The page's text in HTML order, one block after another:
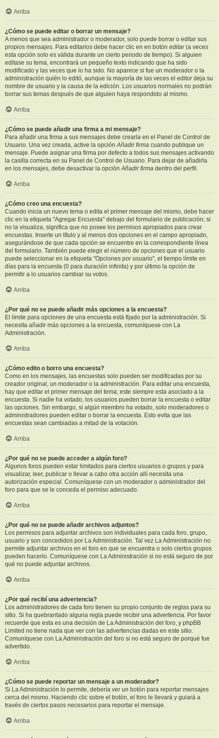
Arriba
¿Cómo se puede editar o borrar un mensaje?
A menos que sea administrador o moderador, solo puede borrar o editar sus
propios mensajes. Para editarlos debe hacer clic en en botón editar(a veces
esta opción solo es válida durante un cierto periodo de tiempo). Si alguien
editase su tema, encontrará un pequeño texto indicando que ha sido
modificado y las veces que lo ha sido. No aparece si fue un moderador o la
administración quién lo editó, aunque la mayoría de las veces el editor deja su
nombre de usuario y la causa de la edición. Los usuarios normales no podrán
borrar sus temas después de que alguien haya respondido al mismo.
Arriba
¿Cómo se puede añadir una firma a mi mensaje?
Para añadir una firma a sus mensajes debe crearla en el Panel de Control de
Usuario. Una vez creada, active la opciónAñadir firma cuando publique un
mensaje. Puede asignar una firma por defecto a todos sus mensajes activando
la casilla correcta en su Panel de Control de Usuario. Para dejar de añadirla
en los mensajes, debe desactivar la opciónAñadir firma dentro del perfil.
Arriba
¿Cómo creo una encuesta?
Cuando inicia un nuevo tema o edita el primer mensaje del mismo, debe hacer
clic en la etiqueta "Agregar Encuesta" debajo del formulario de publicación; si
no la visualiza, significa que no posee los permisos apropiados para crear
encuestas. Inserte un título y al menos dos opciones en el campo apropiado,
asegurándose de que cada opción se encuentre en la correspondiente línea
del formulario. También puede elegir el número de opciones que el usuario
puede seleccionar en la etiqueta "Opciones por usuario", el tiempo límite en
días para la encuesta (0 para duración infinita) y por último la opción de
permitir a lo usuarios cambiar su votos.
Arriba
¿Por qué no se puede añadir más opciones a la encuesta?
El límite para opciones de una encuesta está fijado por la administración. Si
necesita añadir más opciones a la encuesta, comuníquese con La
Administración.
Arriba
¿Cómo edito o borro una encuesta?
Como en los mensajes, las encuestas solo pueden ser modificadas por su
creador original, un moderador o la administración. Para editar una encuesta,
hay que editar el primer mensaje del tema; este siempre esta asociado a la
encuesta. Si nadie ha votado, los usuarios pueden borrar la encuesta o editar
las opciones. Sin embargo, si algún miembro ha votado, solo moderadores o
administradores pueden editar o borrar la encuesta. Esto evita que las
encuestas sean cambiadas a mitad de la votación.
Arriba
¿Por qué no se puede acceder a algún foro?
Algunos foros pueden estar limitados para ciertos usuarios o grupos y para
visualizar, leer, publicar o llevar a cabo otra acción allí necesita una
autorización especial. Comuníquese con un moderador o administrador del
foro para que se le conceda el permiso adecuado.
Arriba
¿Por qué no se puede añadir archivos adjuntos?
Los permisos para adjuntar archivos son individuales para cada foro, grupo,
usuario y son concedidos por La Administración. Tal vez La Administración no
permite adjuntar archivos en el foro en que se encuentra o solo ciertos grupos
pueden hacerlo. Comuníquese con La Administración si no está seguro de por
qué no puede adjuntar archivos.
Arriba
¿Por qué recibí una advertencia?
Los administradores de cada foro tienen su propio conjunto de reglas para su
sitio. Si ha quebrantado alguna regla puede recibir una advertencia. Por favor
recuerde que esta es una decisión de La Administración del foro, y phpBB
Limited no tiene nada que ver con las advertencias dadas en este sitio.
Comuníquese con La Administración del foro si no está seguro de porqué fue
advertido.
Arriba
¿Cómo se puede reportar un mensaje a un moderador?
Si La Administración lo permite, debería ver un botón para reportar mensajes
cerca del mismo. Haciendo clic sobre el botón, el foro le llevará y guiará a
través de ciertos pasos necesarios para reportar el mensaje.
Arriba